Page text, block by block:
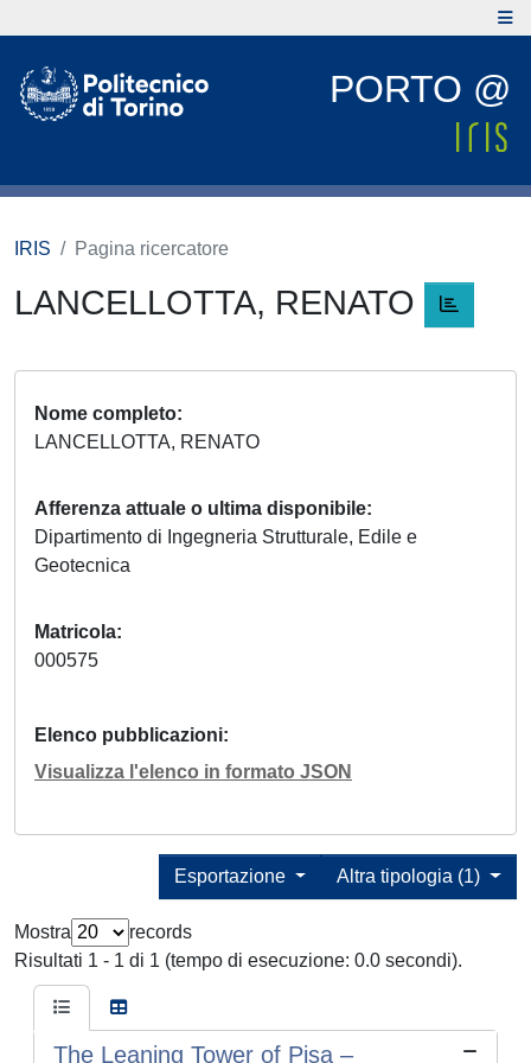
PORTO @
IRIS Pagina ricercatore
LANCELLOTTA, RENATO
Nome completo
LANCELLOTTA, RENATO
Afferenza attuale o ultima disponibile
Dipartimento di Ingegneria Strutturale, Edile e
Geotecnica
Matricola
000575
Elenco pubblicazioni
Visualizza l'elenco in formato JSON
Altra tipologia (1)
Esportazione
Mostra
records
Risultati 1 - 1 di 1 (tempo di esecuzione: 0.0 secondi).
The Leaning Tower of Pisa –